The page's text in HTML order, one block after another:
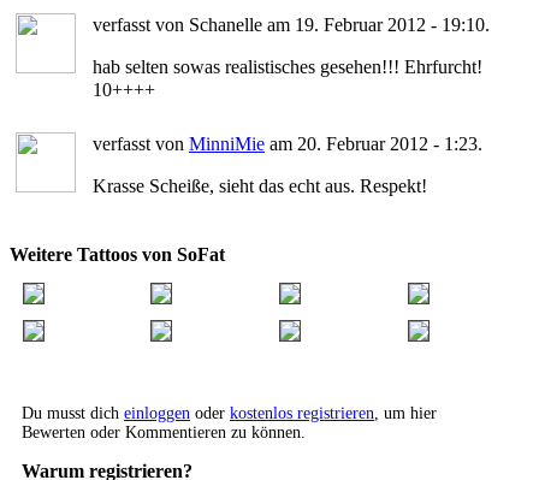
verfasst von Schanelle am 19. Februar 2012 - 19:10.
hab selten sowas realistisches gesehen!!! Ehrfurcht!
10++++
verfasst von MinniMie am 20. Februar 2012 - 1:23.
Krasse Scheiße, sieht das echt aus. Respekt!
Weitere Tattoos von SoFat
Du musst dich einloggen oder kostenlos registrieren , um hier
Bewerten oder Kommentieren zu können.
Warum registrieren?